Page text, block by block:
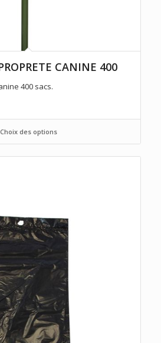
CANINE 400
400 sacs.
Choix des options